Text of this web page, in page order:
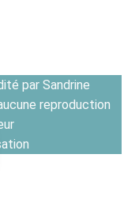
par Sandrine
reproduction